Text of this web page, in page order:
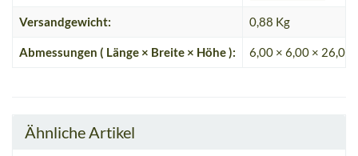
Versandgewicht: 0,88 Kg
Abmessungen ( Länge × Breite × Höhe ): 6,00 × 6,00 × 26,00
Ähnliche Artikel